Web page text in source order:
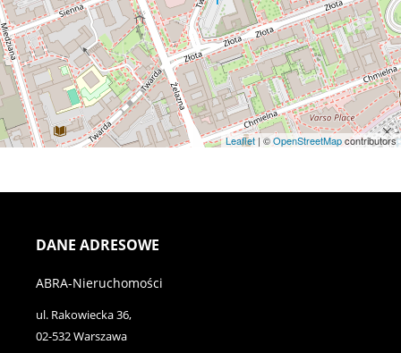
Leaflet | ©OpenStreetMapcontributors
DANE ADRESOWE
ABRA-Nieruchomości
ul. Rakowiecka 36,
02-532 Warszawa